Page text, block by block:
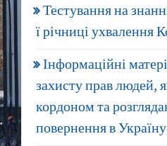
Тестування на
ї річниці ухвалення
Інформаційні
захисту прав людей,
кордоном та
повернення в Україну